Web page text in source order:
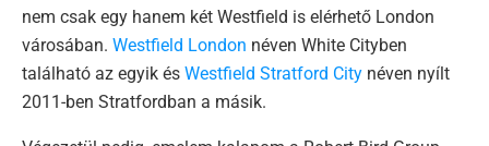
nem csak egy hanem két Westfield is elérhető London
városában. Westfield London néven White Cityben
található az egyik és Westfield Stratford City néven nyílt
2011-ben Stratfordban a másik.